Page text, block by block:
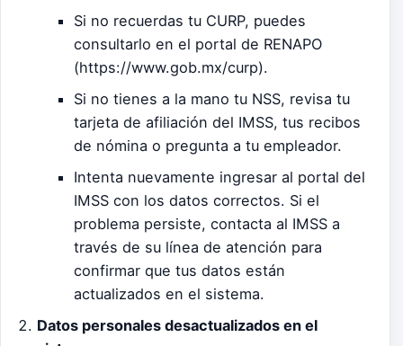
Si no recuerdas tu CURP, puedes
consultarlo en el portal de RENAPO
(https://www.gob.mx/curp).
Si no tienes a la mano tu NSS, revisa tu
tarjeta de afiliación del IMSS, tus recibos
de nómina o pregunta a tu empleador.
Intenta nuevamente ingresar al portal del
IMSS con los datos correctos. Si el
problema persiste, contacta al IMSS a
través de su línea de atención para
confirmar que tus datos están
actualizados en el sistema.
Datos personales desactualizados en el